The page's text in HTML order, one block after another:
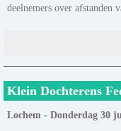
deelnemers over afstanden
Klein Dochterens
Lochem - Donderdag 30